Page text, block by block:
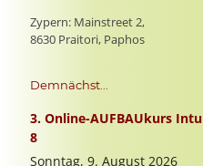
Zypern: Mainstreet 2,
8630 Praitori, Paphos
Demnächst...